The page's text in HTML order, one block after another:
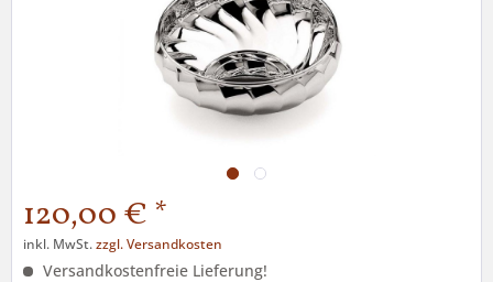
120,00 € *
inkl. MwSt.zzgl. Versandkosten
Versandkostenfreie Lieferung!